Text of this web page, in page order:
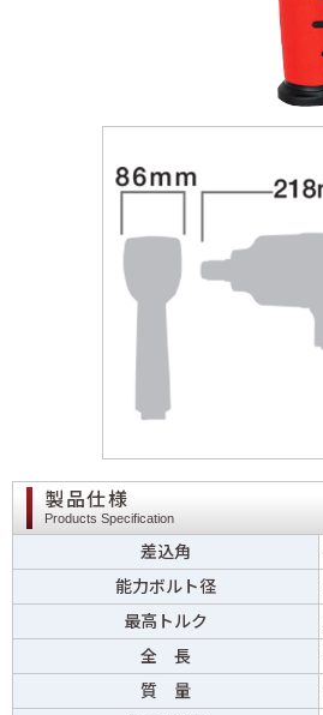
製品仕様
Products Specification
差込角
能力ボルト径
最高トルク
全 長
質 量